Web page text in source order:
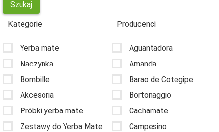
Kategorie
Yerba mate
Naczynka
Bombille
Akcesoria
Próbki yerba mate
Zestawy do Yerba Mate
Producenci
Aguantadora
Amanda
Barao de Cotegipe
Bortonaggio
Cachamate
Campesino